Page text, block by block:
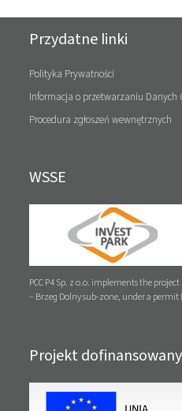
Przydatne linki
Polityka Prywatności
Informacja o przetwarzaniu Danych
Procedura zgłoszeń wewnętrznych
WSSE
PCC P4 Sp. z o.o. implements the
– Brzeg Dolny sub-zone, under a permit
Projekt dofinansowany